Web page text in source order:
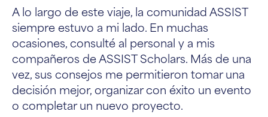
A lo largo de este viaje, la comunidad ASSIST
siempre estuvo a mi lado. En muchas
ocasiones, consulté al personal y a mis
compañeros de ASSIST Scholars. Más de una
vez, sus consejos me permitieron tomar una
decisión mejor, organizar con éxito un evento
o completar un nuevo proyecto.